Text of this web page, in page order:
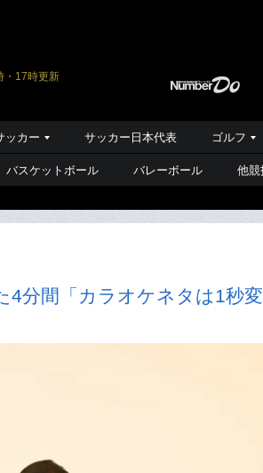
・17時更新
ッカー サッカー日本代表 ゴルフ
バスケットボール バレーボール 他競
4分間「カラオケネタは1秒